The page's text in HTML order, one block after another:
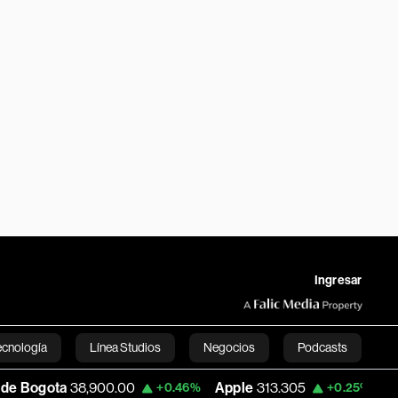
Ingresar
Línea Studios Negocios Podcasts
English
38,900.00 +0.46% Apple 313.305 +0.25% USD COP